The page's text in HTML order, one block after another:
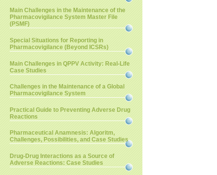
Main Challenges in the Maintenance of the
Pharmacovigilance System Master File
(PSMF)
Special Situations for Reporting in
Pharmacovigilance (Beyond ICSRs)
Main Challenges in QPPV Activity: Real-Life
Case Studies
Challenges in the Maintenance of a Global
Pharmacovigilance System
Practical Guide to Preventing Adverse Drug
Reactions
Pharmaceutical Anamnesis: Algoritm,
Challenges, Possibilities, and Case Studies
Drug-Drug Interactions as a Source of
Adverse Reactions: Case Studies